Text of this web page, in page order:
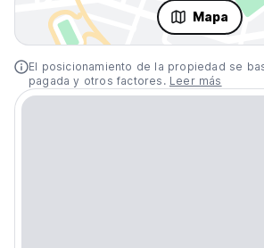
Mapa
El posicionamiento de la propiedad se
pagada y otros factores. Leer más